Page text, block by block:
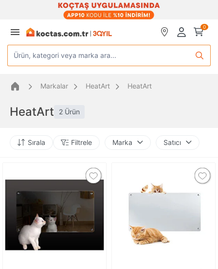
0
Ürün, kategori veya marka ara...
Markalar HeatArt HeatArt
HeatArt 2 Ürün
Sırala Filtrele Marka Satıcı